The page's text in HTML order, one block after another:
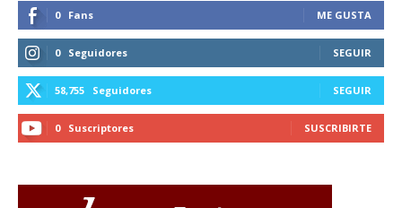
0 Fans ME GUSTA
0 Seguidores SEGUIR
58,755 Seguidores SEGUIR
0 Suscriptores SUSCRIBIRTE